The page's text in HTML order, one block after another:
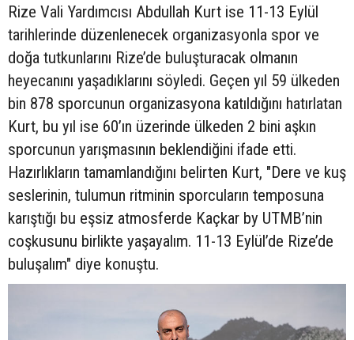
Rize Vali Yardımcısı Abdullah Kurt ise 11-13 Eylül
tarihlerinde düzenlenecek organizasyonla spor ve
doğa tutkunlarını Rize’de buluşturacak olmanın
heyecanını yaşadıklarını söyledi. Geçen yıl 59 ülkeden
bin 878 sporcunun organizasyona katıldığını hatırlatan
Kurt, bu yıl ise 60’ın üzerinde ülkeden 2 bini aşkın
sporcunun yarışmasının beklendiğini ifade etti.
Hazırlıkların tamamlandığını belirten Kurt, "Dere ve kuş
seslerinin, tulumun ritminin sporcuların temposuna
karıştığı bu eşsiz atmosferde Kaçkar by UTMB’nin
coşkusunu birlikte yaşayalım. 11-13 Eylül’de Rize’de
buluşalım" diye konuştu.